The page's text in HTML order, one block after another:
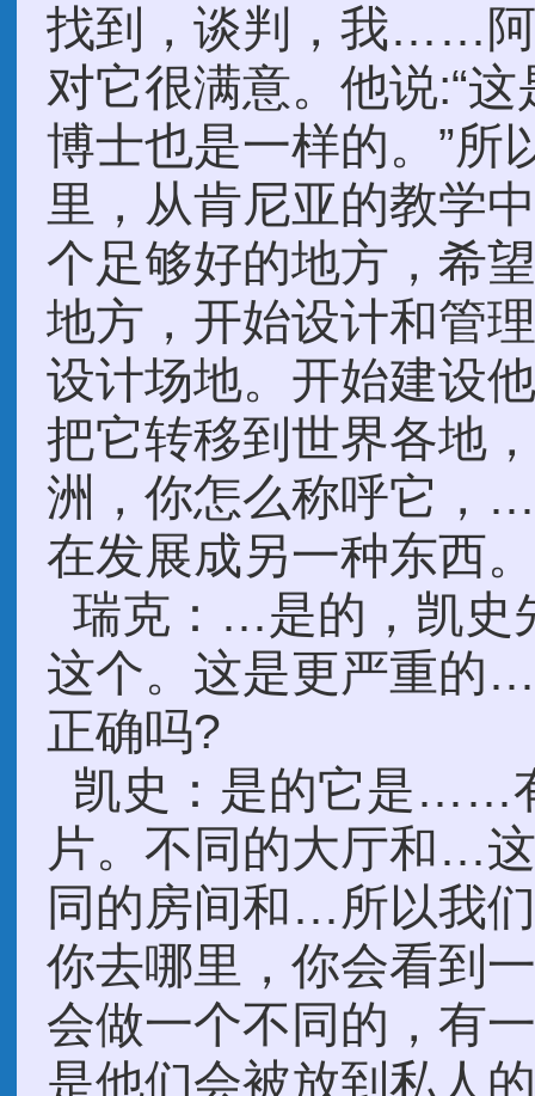
找到，谈判，我……阿
对它很满意。他说:“
博士也是一样的。”所
里，从肯尼亚的教学
个足够好的地方，希
地方，开始设计和管
设计场地。开始建设
把它转移到世界各地
洲，你怎么称呼它，
在发展成另一种东西
瑞克：…是的，凯史
这个。这是更严重
正确吗?
凯史：是的它是……
片。不同的大厅和…
同的房间和…所以我
你去哪里，你会看到
会做一个不同的，有
是他们会被放到私人